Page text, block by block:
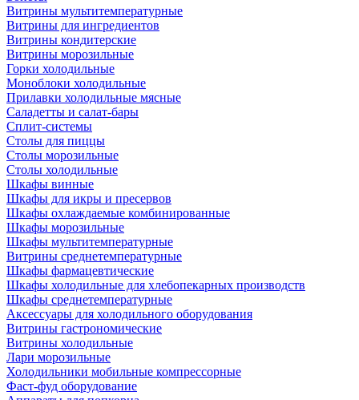
Витрины мультитемпературные
Витрины для ингредиентов
Витрины кондитерские
Витрины морозильные
Горки холодильные
Моноблоки холодильные
Прилавки холодильные мясные
Саладетты и салат-бары
Сплит-системы
Столы для пиццы
Столы морозильные
Столы холодильные
Шкафы винные
Шкафы для икры и пресервов
Шкафы охлаждаемые комбинированные
Шкафы морозильные
Шкафы мультитемпературные
Витрины среднетемпературные
Шкафы фармацевтические
Шкафы холодильные для хлебопекарных производств
Шкафы среднетемпературные
Аксессуары для холодильного оборудования
Витрины гастрономические
Витрины холодильные
Лари морозильные
Холодильники мобильные компрессорные
Фаст-фуд оборудование